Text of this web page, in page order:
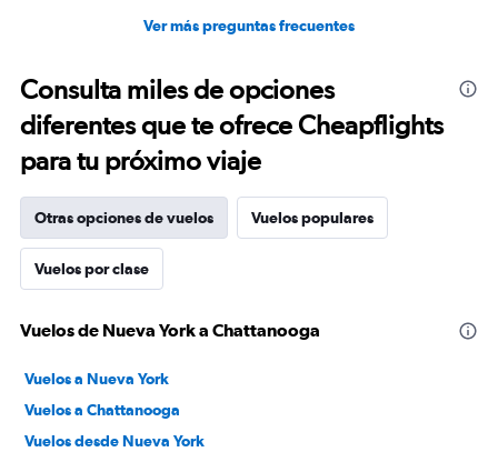
Ver más preguntas frecuentes
Consulta miles de opciones
diferentes que te ofrece Cheapflights
para tu próximo viaje
Otras opciones de vuelos Vuelos populares
Vuelos por clase
Vuelos de Nueva York a Chattanooga
Vuelos a Nueva York
Vuelos a Chattanooga
Vuelos desde Nueva York